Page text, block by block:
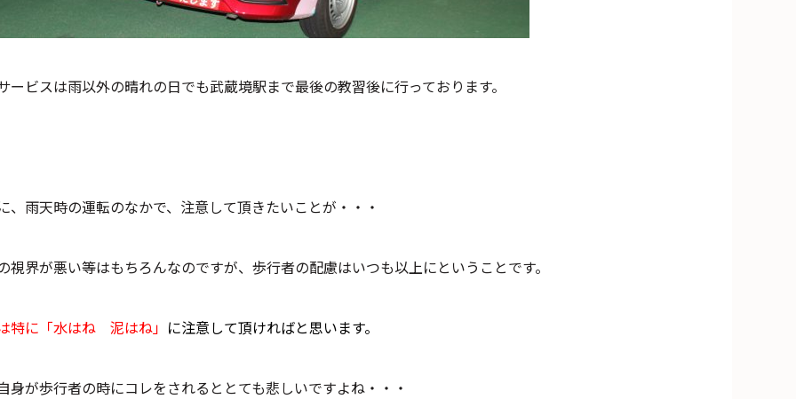
ービスは雨以外の晴れの日でも武蔵境駅まで最後の教習後に行っております。
、雨天時の運転のなかで、注意して頂きたいことが・・・
視界が悪い等はもちろんなのですが、歩行者の配慮はいつも以上にということです。
特に 「水はね 泥はね」 に注意して頂ければと思います。
身が歩行者の時にコレをされるととても悲しいですよね・・・